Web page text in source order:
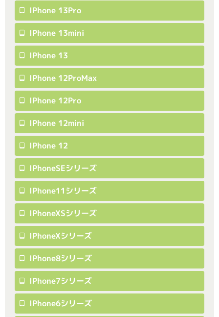
IPhone 13Pro
IPhone 13mini
IPhone 13
IPhone 12ProMax
IPhone 12Pro
IPhone 12mini
IPhone 12
IPhoneSEシリーズ
IPhone11シリーズ
IPhoneXSシリーズ
IPhoneXシリーズ
IPhone8シリーズ
IPhone7シリーズ
IPhone6シリーズ